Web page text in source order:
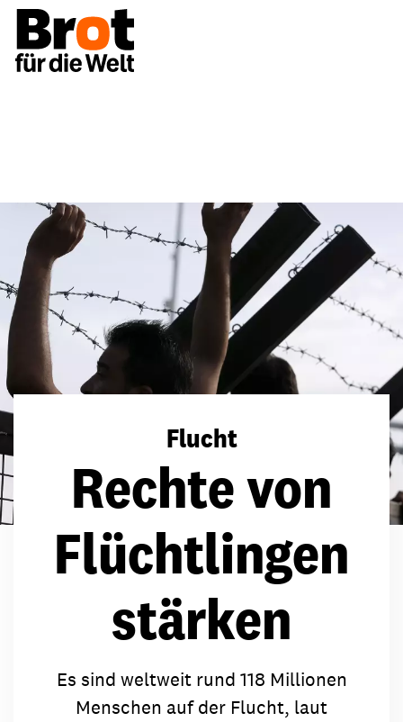
Flucht
Rechte von
Flüchtlingen
stärken
Es sind weltweit rund 118 Millionen
Menschen auf der Flucht, laut